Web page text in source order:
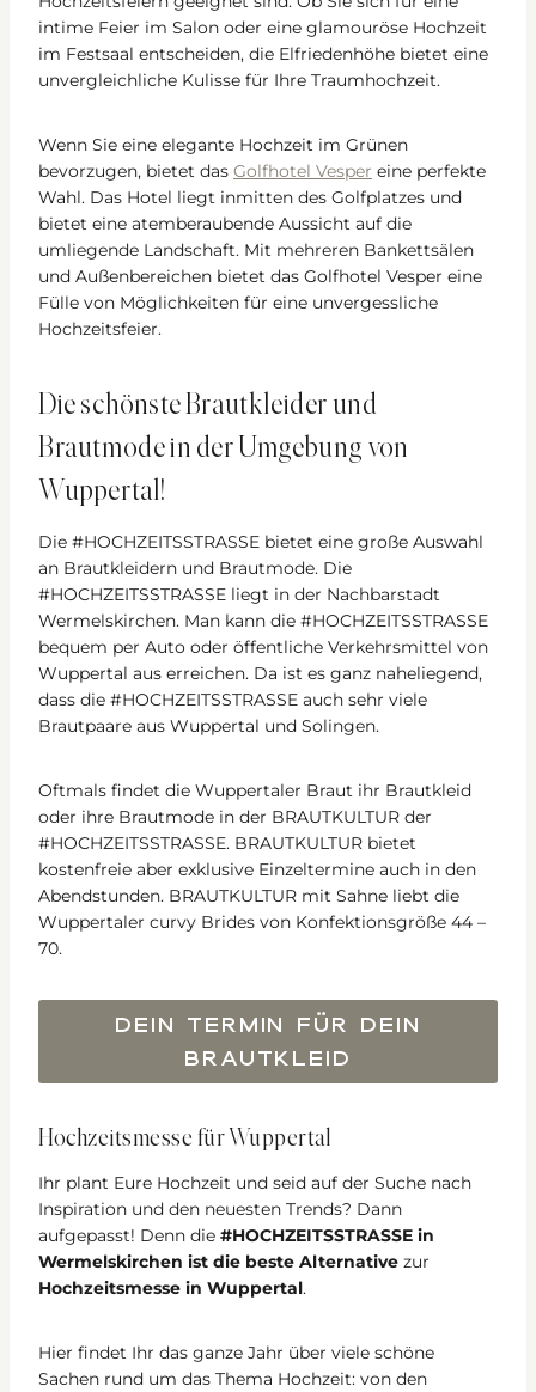
intime Feier im Salon oder eine glamouröse Hochzeit
im Festsaal entscheiden, die Elfriedenhöhe bietet eine
unvergleichliche Kulisse für Ihre Traumhochzeit.
Wenn Sie eine elegante Hochzeit im Grünen
bevorzugen, bietet das Golfhotel Vesper eine perfekte
Wahl. Das Hotel liegt inmitten des Golfplatzes und
bietet eine atemberaubende Aussicht auf die
umliegende Landschaft. Mit mehreren Bankettsälen
und Außenbereichen bietet das Golfhotel Vesper eine
Fülle von Möglichkeiten für eine unvergessliche
Hochzeitsfeier.
Die schönste Brautkleider und
Brautmode in der Umgebung von
Wuppertal!
Die #HOCHZEITSSTRASSE bietet eine große Auswahl
an Brautkleidern und Brautmode. Die
#HOCHZEITSSTRASSE liegt in der Nachbarstadt
Wermelskirchen. Man kann die #HOCHZEITSSTRASSE
bequem per Auto oder öffentliche Verkehrsmittel von
Wuppertal aus erreichen. Da ist es ganz naheliegend,
dass die #HOCHZEITSSTRASSE auch sehr viele
Brautpaare aus Wuppertal und Solingen.
Oftmals findet die Wuppertaler Braut ihr Brautkleid
oder ihre Brautmode in der BRAUTKULTUR der
#HOCHZEITSSTRASSE. BRAUTKULTUR bietet
kostenfreie aber exklusive Einzeltermine auch in den
Abendstunden. BRAUTKULTUR mit Sahne liebt die
Wuppertaler curvy Brides von Konfektionsgröße 44 –
70.
DEIN TERMIN FÜR DEIN
BRAUTKLEID
Hochzeitsmesse für Wuppertal
Ihr plant Eure Hochzeit und seid auf der Suche nach
Inspiration und den neuesten Trends? Dann
aufgepasst! Denn die #HOCHZEITSSTRASSE in
Wermelskirchen ist die beste Alternative zur
Hochzeitsmesse in Wuppertal.
Hier findet Ihr das ganze Jahr über viele schöne
Sachen rund um das Thema Hochzeit: von den